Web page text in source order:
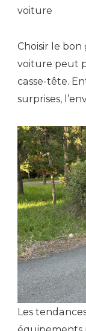
voiture
Choisir le
voiture peut
casse-tête.
surprises,
Les